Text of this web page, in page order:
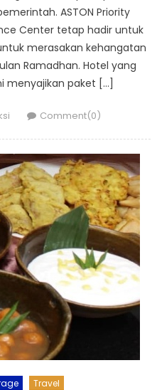
ASTON Priority
Center tetap hadir untuk
merasakan kehangatan
Ramadhan. Hotel yang
menyajikan paket […]
Comment(0)
Travel